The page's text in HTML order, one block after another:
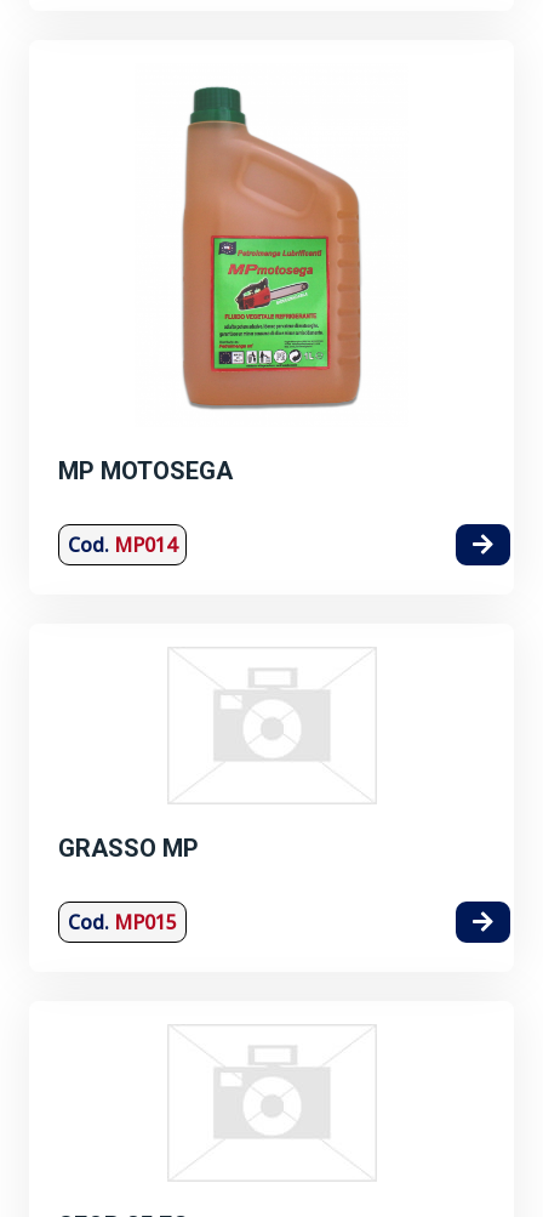
MP MOTOSEGA
Cod. MP014
GRASSO MP
Cod. MP015